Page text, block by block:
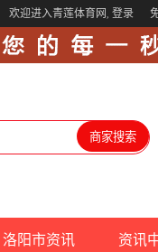
欢迎进入青莲体育网, 登录
洛阳市资讯 资讯